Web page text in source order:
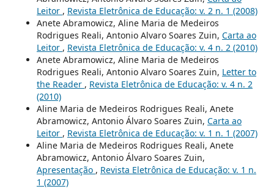
Leitor , Revista Eletrônica de Educação: v. 2 n. 1 (2008)
Anete Abramowicz, Aline Maria de Medeiros
Rodrigues Reali, Antonio Alvaro Soares Zuin, Carta ao
Leitor , Revista Eletrônica de Educação: v. 4 n. 2 (2010)
Anete Abramowicz, Aline Maria de Medeiros
Rodrigues Reali, Antonio Alvaro Soares Zuin, Letter to
the Reader , Revista Eletrônica de Educação: v. 4 n. 2
(2010)
Aline Maria de Medeiros Rodrigues Reali, Anete
Abramowicz, Antonio Álvaro Soares Zuin, Carta ao
Leitor , Revista Eletrônica de Educação: v. 1 n. 1 (2007)
Aline Maria de Medeiros Rodrigues Reali, Anete
Abramowicz, Antonio Álvaro Soares Zuin,
Apresentação , Revista Eletrônica de Educação: v. 1 n.
1 (2007)